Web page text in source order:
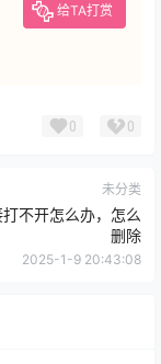
给TA打赏
0 0
未分类
不开怎么办，怎么
删除
2025-1-9 20:43:08